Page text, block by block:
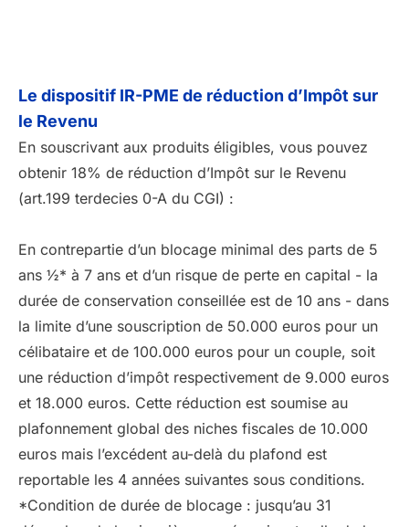
Le dispositif IR-PME de réduction d’Impôt sur
le Revenu
En souscrivant aux produits éligibles, vous pouvez
obtenir 18% de réduction d’Impôt sur le Revenu
(art.199 terdecies 0-A du CGI) :
En contrepartie d’un blocage minimal des parts de 5
ans ½* à 7 ans et d’un risque de perte en capital - la
durée de conservation conseillée est de 10 ans - dans
la limite d’une souscription de 50.000 euros pour un
célibataire et de 100.000 euros pour un couple, soit
une réduction d’impôt respectivement de 9.000 euros
et 18.000 euros. Cette réduction est soumise au
plafonnement global des niches fiscales de 10.000
euros mais l’excédent au-delà du plafond est
reportable les 4 années suivantes sous conditions.
*Condition de durée de blocage : jusqu’au 31